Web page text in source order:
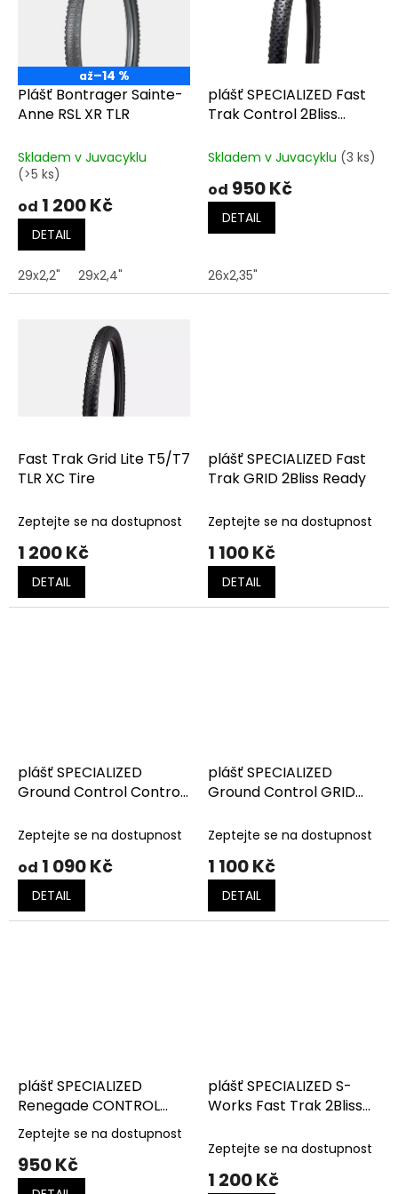
d
u
až–14 %
Plášť Bontrager Sainte-
Anne RSL XR TLR
Skladem v Juvacyklu
(>5 ks)
od 1 200 Kč
DETAIL
29x2,2" 29x2,4"
plášť SPECIALIZED Fast
Trak Control 2Bliss
Skladem v Juvacyklu (3 ks)
od 950 Kč
DETAIL
26x2,35"
Fast Trak Grid Lite T5/T7
TLR XC Tire
Zeptejte se na dostupnost
1 200 Kč
DETAIL
plášť SPECIALIZED Fast
Trak GRID 2Bliss Ready
Zeptejte se na dostupnost
1 100 Kč
DETAIL
plášť SPECIALIZED
Ground Control Control
Zeptejte se na dostupnost
od 1 090 Kč
DETAIL
plášť SPECIALIZED
Ground Control GRID
Zeptejte se na dostupnost
1 100 Kč
DETAIL
plášť SPECIALIZED
Renegade CONTROL
2Bliss Ready T5
Průměrné
hodnocení
produktu
Zeptejte se na dostupnost
950 Kč
plášť SPECIALIZED S-
Works Fast Trak 2Bliss
Zeptejte se na dostupnost
1 200 Kč